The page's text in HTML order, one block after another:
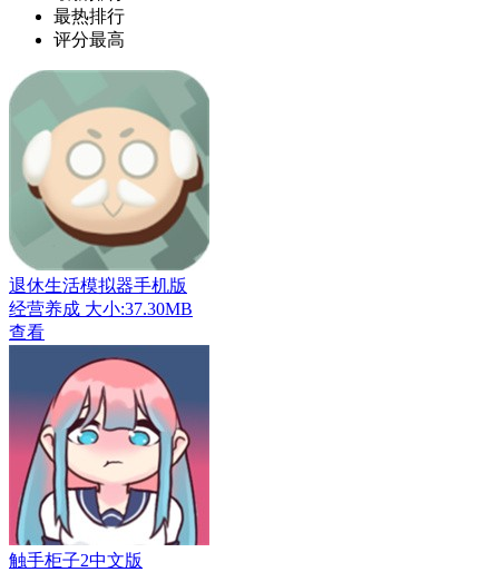
最热排行
评分最高
退休生活模拟器手机版
经营养成 大小:37.30MB
查看
触手柜子2中文版